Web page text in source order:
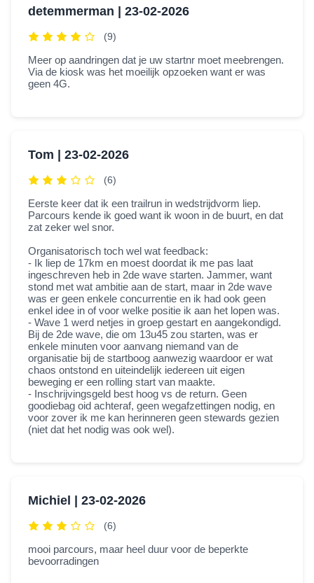
detemmerman | 23-02-2026
(9)
Meer op aandringen dat je uw startnr moet meebrengen.
Via de kiosk was het moeilijk opzoeken want er was
geen 4G.
Tom | 23-02-2026
(6)
Eerste keer dat ik een trailrun in wedstrijdvorm liep.
Parcours kende ik goed want ik woon in de buurt, en dat
zat zeker wel snor.
Organisatorisch toch wel wat feedback:
- Ik liep de 17km en moest doordat ik me pas laat
ingeschreven heb in 2de wave starten. Jammer, want
stond met wat ambitie aan de start, maar in 2de wave
was er geen enkele concurrentie en ik had ook geen
enkel idee in of voor welke positie ik aan het lopen was.
- Wave 1 werd netjes in groep gestart en aangekondigd.
Bij de 2de wave, die om 13u45 zou starten, was er
enkele minuten voor aanvang niemand van de
organisatie bij de startboog aanwezig waardoor er wat
chaos ontstond en uiteindelijk iedereen uit eigen
beweging er een rolling start van maakte.
- Inschrijvingsgeld best hoog vs de return. Geen
goodiebag oid achteraf, geen wegafzettingen nodig, en
voor zover ik me kan herinneren geen stewards gezien
(niet dat het nodig was ook wel).
Michiel | 23-02-2026
(6)
mooi parcours, maar heel duur voor de beperkte
bevoorradingen